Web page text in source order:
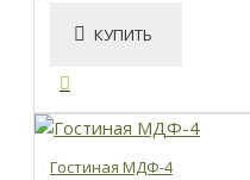
КУПИТЬ
Гостиная МДФ-4